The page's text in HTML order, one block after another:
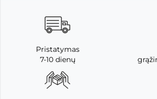
Pristatymas
7-10 dienų